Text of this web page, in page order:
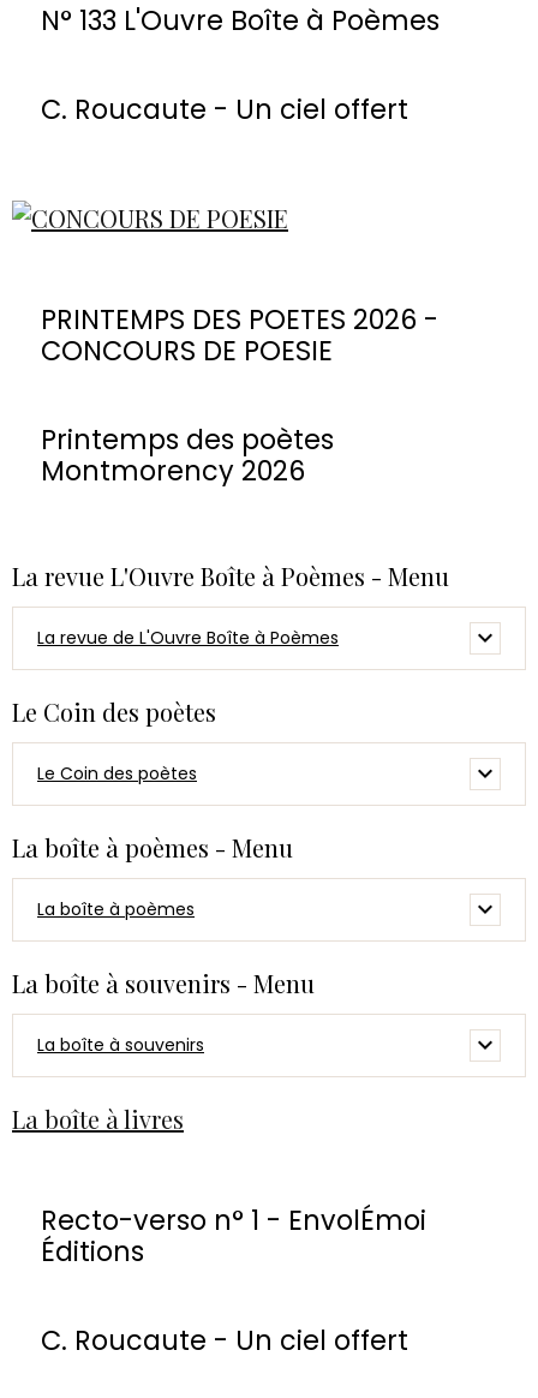
N° 133 L'Ouvre Boîte à Poèmes
C. Roucaute - Un ciel offert
PRINTEMPS DES POETES 2026 -
CONCOURS DE POESIE
Printemps des poètes
Montmorency 2026
La revue L'Ouvre Boîte à Poèmes - Menu
La revue de L'Ouvre Boîte à Poèmes
Le Coin des poètes
Le Coin des poètes
La boîte à poèmes - Menu
La boîte à poèmes
La boîte à souvenirs - Menu
La boîte à souvenirs
La boîte à livres
Recto-verso n° 1 - EnvolÉmoi
Éditions
C. Roucaute - Un ciel offert